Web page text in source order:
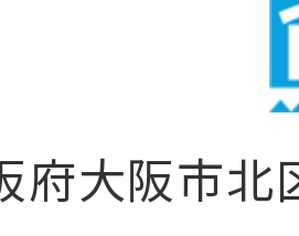
府大阪市